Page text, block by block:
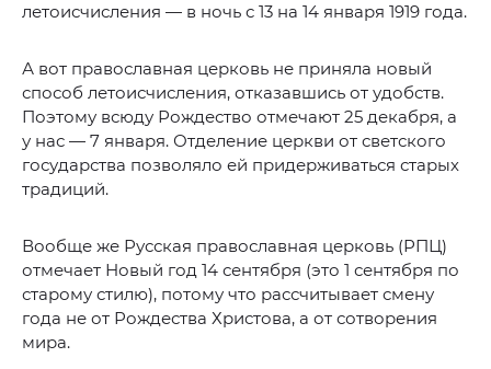
летоисчисления — в ночь с 13 на 14 января 1919 года.
А вот православная церковь не приняла новый
способ летоисчисления, отказавшись от удобств.
Поэтому всюду Рождество отмечают 25 декабря, а
у нас — 7 января. Отделение церкви от светского
государства позволяло ей придерживаться старых
традиций.
Вообще же Русская православная церковь (РПЦ)
отмечает Новый год 14 сентября (это 1 сентября по
старому стилю), потому что рассчитывает смену
года не от Рождества Христова, а от сотворения
мира.